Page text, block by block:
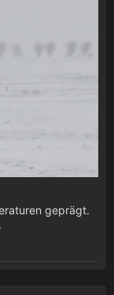
geprägt.